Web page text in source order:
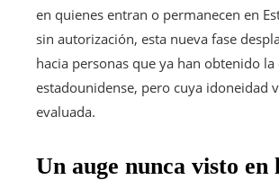
en quienes entran o permanecen en
sin autorización, esta nueva fase
hacia personas que ya han obtenido
estadounidense, pero cuya idoneidad
evaluada.
Un auge nunca visto en